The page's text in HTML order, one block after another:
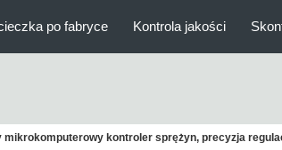
po fabryce Kontrola jakości
mikrokomputerowy kontroler sprężyn, precyzja